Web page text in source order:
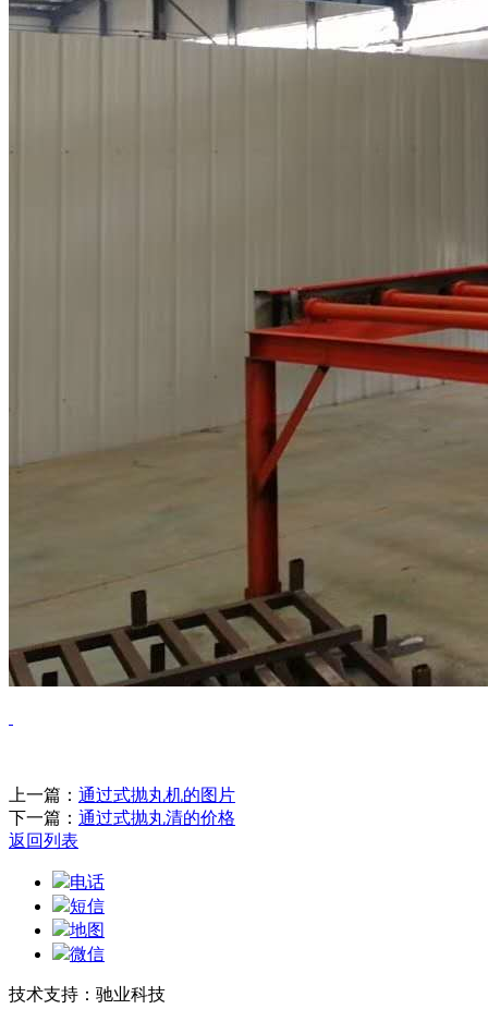
上一篇： 通过式抛丸机的图片
下一篇： 通过式抛丸清的价格
返回列表
电话
短信
地图
微信
技术支持：驰业科技